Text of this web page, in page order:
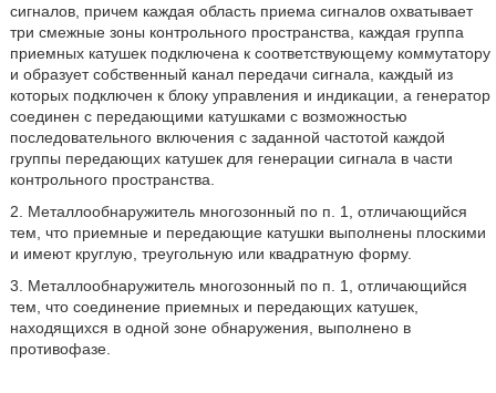
сигналов, причем каждая область приема сигналов охватывает
три смежные зоны контрольного пространства, каждая группа
приемных катушек подключена к соответствующему коммутатору
и образует собственный канал передачи сигнала, каждый из
которых подключен к блоку управления и индикации, а генератор
соединен с передающими катушками с возможностью
последовательного включения с заданной частотой каждой
группы передающих катушек для генерации сигнала в части
контрольного пространства.
2. Металлообнаружитель многозонный по п. 1, отличающийся
тем, что приемные и передающие катушки выполнены плоскими
и имеют круглую, треугольную или квадратную форму.
3. Металлообнаружитель многозонный по п. 1, отличающийся
тем, что соединение приемных и передающих катушек,
находящихся в одной зоне обнаружения, выполнено в
противофазе.